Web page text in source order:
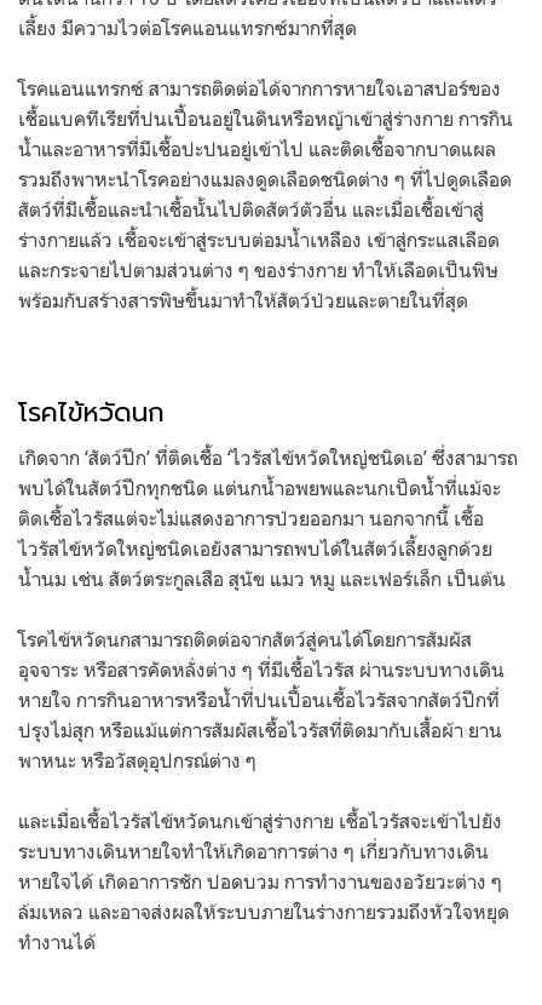
เลี้ยง มีความไวต่อโรคแอนแทรกซ์มากที่สุด
โรคแอนแทรกซ์ สามารถติดต่อได้จากการหายใจเอาสปอร์ของ
เชื้อแบคทีเรียที่ปนเปื้อนอยู่ในดินหรือหญ้าเข้าสู่ร่างกาย การกิน
น้ำและอาหารที่มีเชื้อปะปนอยู่เข้าไป และติดเชื้อจากบาดแผล
รวมถึงพาหะนำโรคอย่างแมลงดูดเลือดชนิดต่าง ๆ ที่ไปดูดเลือด
สัตว์ที่มีเชื้อและนำเชื้อนั้นไปติดสัตว์ตัวอื่น และเมื่อเชื้อเข้าสู่
ร่างกายแล้ว เชื้อจะเข้าสู่ระบบต่อมน้ำเหลือง เข้าสู่กระแสเลือด
และกระจายไปตามส่วนต่าง ๆ ของร่างกาย ทำให้เลือดเป็นพิษ
พร้อมกับสร้างสารพิษขึ้นมาทำให้สัตว์ป่วยและตายในที่สุด
โรคไข้หวัดนก
เกิดจาก ‘สัตว์ปีก’ ที่ติดเชื้อ ‘ไวรัสไข้หวัดใหญ่ชนิดเอ’ ซึ่งสามารถ
พบได้ในสัตว์ปีกทุกชนิด แต่นกน้ำอพยพและนกเป็ดน้ำที่แม้จะ
ติดเชื้อไวรัสแต่จะไม่แสดงอาการป่วยออกมา นอกจากนี้ เชื้อ
ไวรัสไข้หวัดใหญ่ชนิดเอยังสามารถพบได้ในสัตว์เลี้ยงลูกด้วย
น้ำนม เช่น สัตว์ตระกูลเสือ สุนัข แมว หมู และเฟอร์เล็ก เป็นต้น
โรคไข้หวัดนกสามารถติดต่อจากสัตว์สู่คนได้โดยการสัมผัส
อุจจาระ หรือสารคัดหลั่งต่าง ๆ ที่มีเชื้อไวรัส ผ่านระบบทางเดิน
หายใจ การกินอาหารหรือน้ำที่ปนเปื้อนเชื้อไวรัสจากสัตว์ปีกที่
ปรุงไม่สุก หรือแม้แต่การสัมผัสเชื้อไวรัสที่ติดมากับเสื้อผ้า ยาน
พาหนะ หรือวัสดุอุปกรณ์ต่าง ๆ
และเมื่อเชื้อไวรัสไข้หวัดนกเข้าสู่ร่างกาย เชื้อไวรัสจะเข้าไปยัง
ระบบทางเดินหายใจทำให้เกิดอาการต่าง ๆ เกี่ยวกับทางเดิน
หายใจได้ เกิดอาการชัก ปอดบวม การทำงานของอวัยวะต่าง ๆ
ล้มเหลว และอาจส่งผลให้ระบบภายในร่างกายรวมถึงหัวใจหยุด
ทำงานได้